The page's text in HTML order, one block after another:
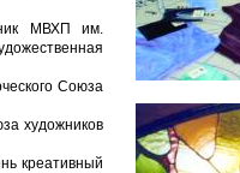
МВХП им.
Союза
художников
креативный